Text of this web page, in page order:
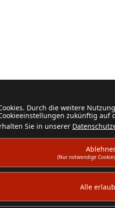
Durch die weitere
zukünftig
Sie in unserer
(Nur notwendige
Alle